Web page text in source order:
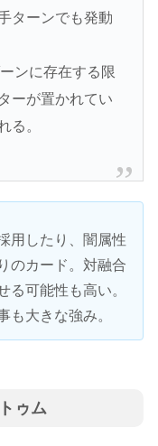
ターンでも発動
ンに存在する限
ーが置かれてい
る。
用したり、闇属性
のカード。対融合
る可能性も高い。
も大きな強み。
ゥム